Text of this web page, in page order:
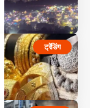
ट्रेंडिंग